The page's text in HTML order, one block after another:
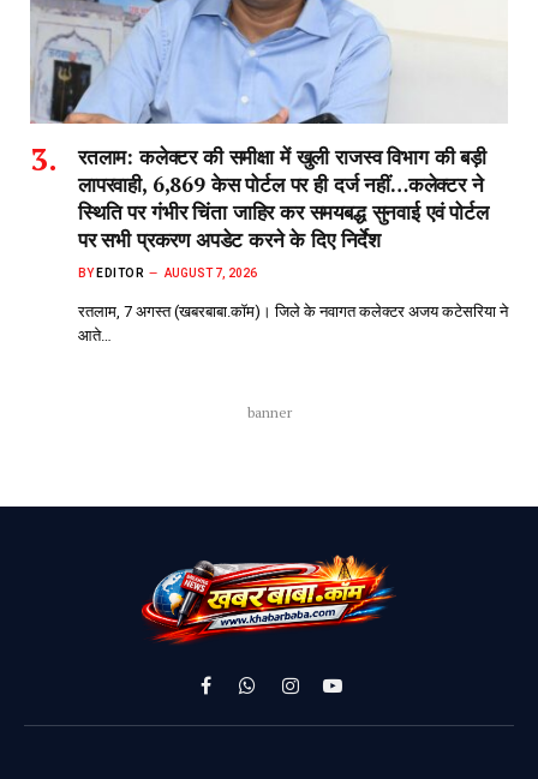
रतलाम: कलेक्टर की समीक्षा में खुली राजस्व विभाग की बड़ी
लापरवाही, 6,869 केस पोर्टल पर ही दर्ज नहीं…कलेक्टर ने
स्थिति पर गंभीर चिंता जाहिर कर समयबद्ध सुनवाई एवं पोर्टल
पर सभी प्रकरण अपडेट करने के दिए निर्देश
BY EDITOR AUGUST 7, 2026
रतलाम, 7 अगस्त (खबरबाबा.कॉम)। जिले के नवागत कलेक्टर अजय कटेसरिया ने
आते…
banner
FacebookWhatsApp
InstagramYouTube